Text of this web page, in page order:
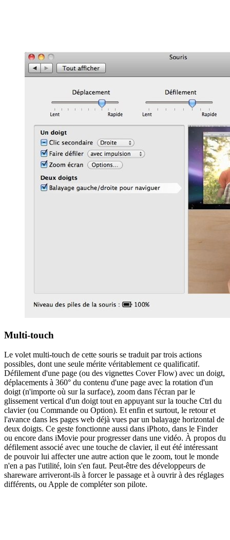
Multi-touch
Le volet multi-touch de cette souris se traduit par trois actions
possibles, dont une seule mérite véritablement ce qualificatif.
Défilement d'une page (ou des vignettes Cover Flow) avec un doigt,
déplacements à 360° du contenu d'une page avec la rotation d'un
doigt (n'importe où sur la surface), zoom dans l'écran par le
glissement vertical d'un doigt tout en appuyant sur la touche Ctrl du
clavier (ou Commande ou Option). Et enfin et surtout, le retour et
l'avance dans les pages web déjà vues par un balayage horizontal de
deux doigts. Ce geste fonctionne aussi dans iPhoto, dans le Finder
ou encore dans iMovie pour progresser dans une vidéo. À propos du
défilement associé avec une touche de clavier, il eut été intéressant
de pouvoir lui affecter une autre action que le zoom, tout le monde
n'en a pas l'utilité, loin s'en faut. Peut-être des développeurs de
shareware arriveront-ils à forcer le passage et à ouvrir à des réglages
différents, ou Apple de compléter son pilote.